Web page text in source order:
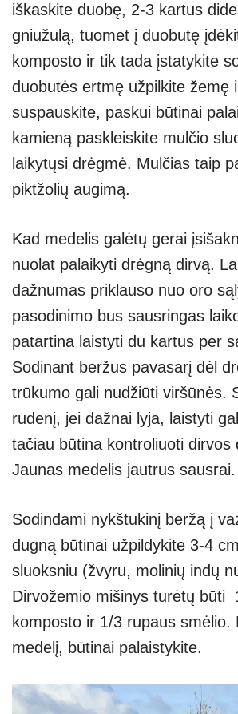
iškaskite duobę, 2-3 kartus
gniužulą, tuomet į duobutę
komposto ir tik tada įstatykite
duobutės ertmę užpilkite žemę
suspauskite, paskui būtinai
kamieną paskleiskite mulčio
laikytųsi drėgmė. Mulčias taip
piktžolių augimą.
Kad medelis galėtų gerai
nuolat palaikyti drėgną dirvą.
dažnumas priklauso nuo oro
pasodinimo bus sausringas
patartina laistyti du kartus per
Sodinant beržus pavasarį dėl
trūkumo gali nudžiūti viršūnės.
rudenį, jei dažnai lyja, laistyti
tačiau būtina kontroliuoti dirvos
Jaunas medelis jautrus sausrai.
Sodindami nykštukinį beržą į
dugną būtinai užpildykite 3-4
sluoksniu (žvyru, molinių indų
Dirvožemio mišinys turėtų būti
komposto ir 1/3 rupaus smėlio.
medelį, būtinai palaistykite.